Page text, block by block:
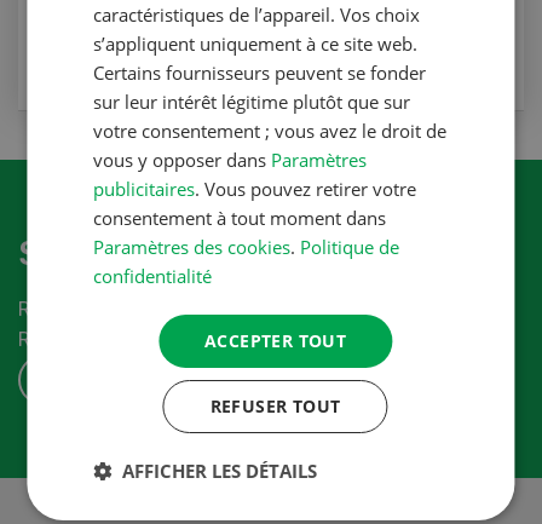
Recette Civet de daim aux coings
VERS LA RECETTE
S'abonner à la newletter
Recevez les dernières nouvelles du monde de la
Revue-UFA.
S'ABONNER
caractéristiques de l’appareil. Vos choix
s’appliquent uniquement à ce site web.
Certains fournisseurs peuvent se fonder
sur leur intérêt légitime plutôt que sur
votre consentement ; vous avez le droit de
vous y opposer dans Paramètres
publicitaires. Vous pouvez retirer votre
consentement à tout moment dans
Paramètres des cookies. Politique de
confidentialité
ACCEPTER TOUT
REFUSER TOUT
AFFICHER LES DÉTAILS